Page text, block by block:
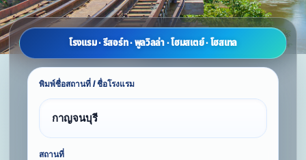
โรงแรม · รีสอร์ท · พูลวิลล่า · โฮมสเตย์ · โฮสเทล
พิมพ์ชื่อสถานที่ / ชื่อโรงแรม
สถานที่